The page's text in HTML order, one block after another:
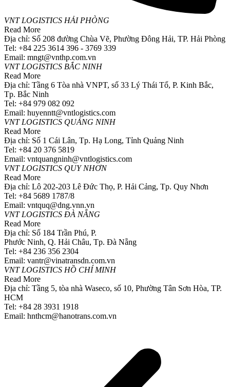
VNT LOGISTICS HẢI PHÒNG
Read More
Địa chỉ: Số 208 đường Chùa Vẽ, Phường Đông Hải, TP. Hải Phòng
Tel: +84 225 3614 396 - 3769 339
Email: mngt@vnthp.com.vn
VNT LOGISTICS BẮC NINH
Read More
Địa chỉ: Tầng 6 Tòa nhà VNPT, số 33 Lý Thái Tổ, P. Kinh Bắc,
Tp. Bắc Ninh
Tel: +84 979 082 092
Email: huyenntt@vntlogistics.com
VNT LOGISTICS QUẢNG NINH
Read More
Địa chỉ: Số 1 Cái Lân, Tp. Hạ Long, Tỉnh Quảng Ninh
Tel: +84 20 376 5819
Email: vntquangninh@vntlogistics.com
VNT LOGISTICS QUY NHƠN
Read More
Địa chỉ: Lô 202-203 Lê Đức Thọ, P. Hải Cảng, Tp. Quy Nhơn
Tel: +84 5689 1787/8
Email: vntquq@dng.vnn.vn
VNT LOGISTICS ĐÀ NẴNG
Read More
Địa chỉ: Số 184 Trần Phú, P.
Phước Ninh, Q. Hải Châu, Tp. Đà Nẵng
Tel: +84 236 356 2304
Email: vantr@vinatransdn.com.vn
VNT LOGISTICS HỒ CHÍ MINH
Read More
Địa chỉ: Tầng 5, tòa nhà Waseco, số 10, Phường Tân Sơn Hòa, TP.
HCM
Tel: +84 28 3931 1918
Email: hnthcm@hanotrans.com.vn